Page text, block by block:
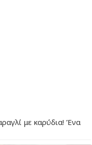
με καρύδια! Ένα